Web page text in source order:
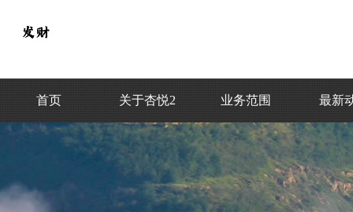
首页 关于杏悦2 业务范围 最新